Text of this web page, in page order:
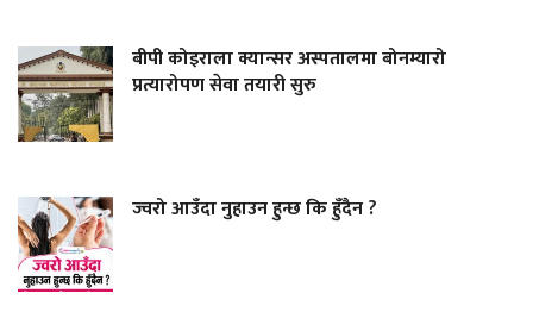
बीपी कोइराला क्यान्सर अस्पतालमा बोनम्यारो
प्रत्यारोपण सेवा तयारी सुरु
ज्वरो आउँदा नुहाउन हुन्छ कि हुँदैन ?